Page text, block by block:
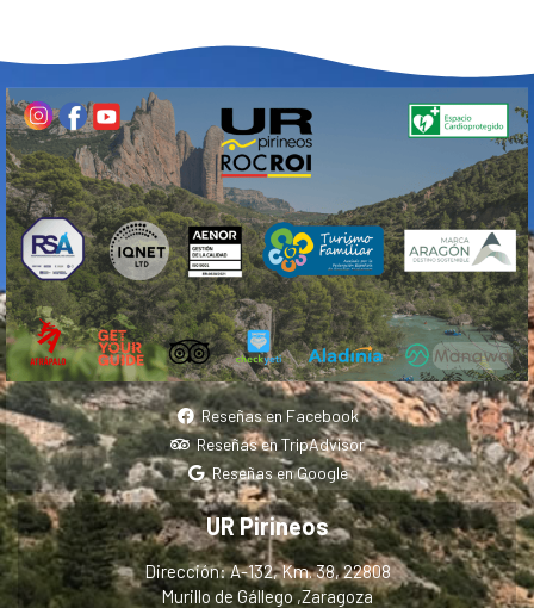
Reseñas en Facebook
Reseñas en TripAdvisor
Reseñas en Google
UR Pirineos
Dirección: A-132, Km. 38, 22808
Murillo de Gállego ,Zaragoza